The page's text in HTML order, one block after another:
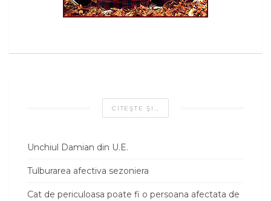
CITEŞTE ŞI…
Unchiul Damian din U.E.
Tulburarea afectiva sezoniera
Cat de periculoasa poate fi o persoana afectata de